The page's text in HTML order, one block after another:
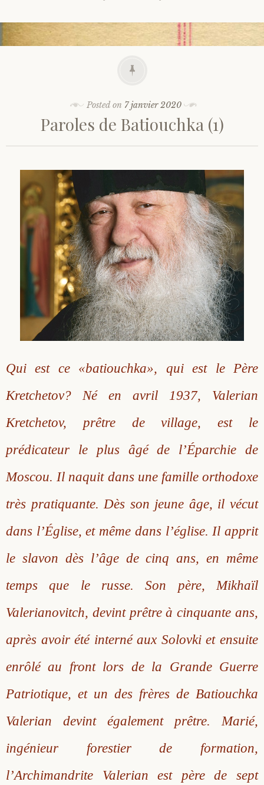
Posted on 7 janvier 2020
Paroles de Batiouchka (1)
Qui est ce «batiouchka», qui est le Père
Kretchetov? Né en avril 1937, Valerian
Kretchetov, prêtre de village, est le
prédicateur le plus âgé de l’Éparchie de
Moscou. Il naquit dans une famille orthodoxe
très pratiquante. Dès son jeune âge, il vécut
dans l’Église, et même dans l’église. Il apprit
le slavon dès l’âge de cinq ans, en même
temps que le russe. Son père, Mikhaïl
Valerianovitch, devint prêtre à cinquante ans,
après avoir été interné aux Solovki et ensuite
enrôlé au front lors de la Grande Guerre
Patriotique, et un des frères de Batiouchka
Valerian devint également prêtre. Marié,
ingénieur forestier de formation,
l’Archimandrite Valerian est père de sept